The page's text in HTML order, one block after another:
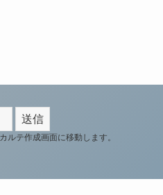
テ作成画面に移動します。